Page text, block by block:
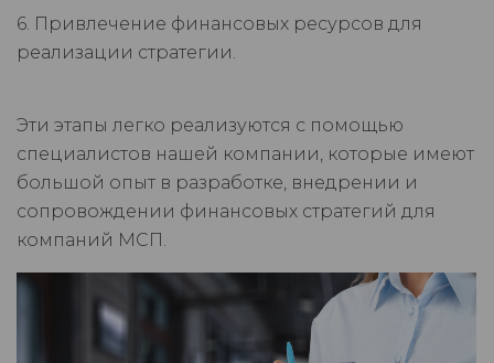
6. Привлечение финансовых ресурсов для
реализации стратегии.
Эти этапы легко реализуются с помощью
специалистов нашей компании, которые имеют
большой опыт в разработке, внедрении и
сопровождении финансовых стратегий для
компаний МСП.